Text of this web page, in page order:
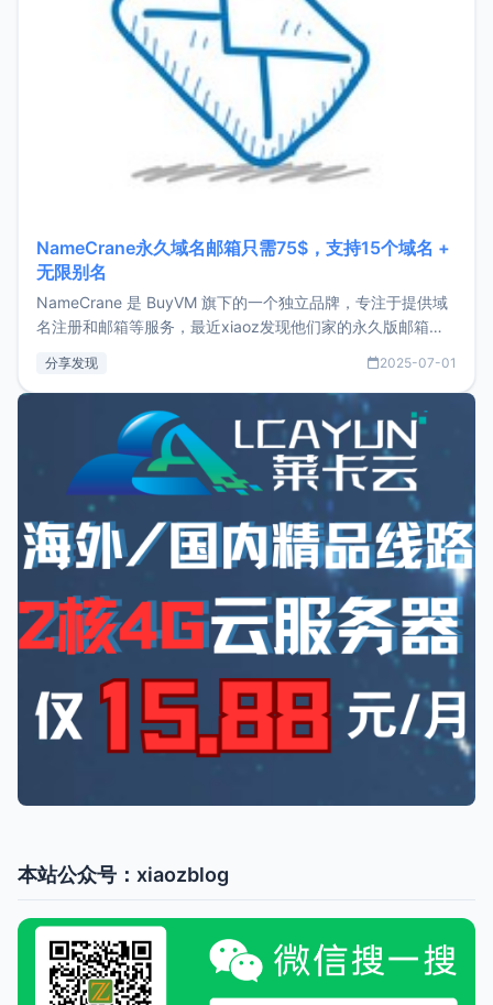
NameCrane永久域名邮箱只需75$，支持15个域名 +
无限别名
NameCrane 是 BuyVM 旗下的一个独立品牌，专注于提供域
名注册和邮箱等服务，最近xiaoz发现他们家的永久版邮箱服
又实惠的域名邮箱，不妨尝试一下 NameCrane。注册
NameCraneNameCrane不支持直接注册，必须要购买
分享发现 2025-07-01
本站公众号：xiaozblog